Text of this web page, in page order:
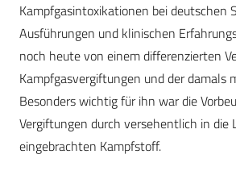
Kampfgasintoxikationen bei deutschen
Ausführungen und klinischen
noch heute von einem differenzierten
Kampfgasvergiftungen und der damals
Besonders wichtig für ihn war die
Vergiftungen durch versehentlich in die
eingebrachten Kampfstoff.